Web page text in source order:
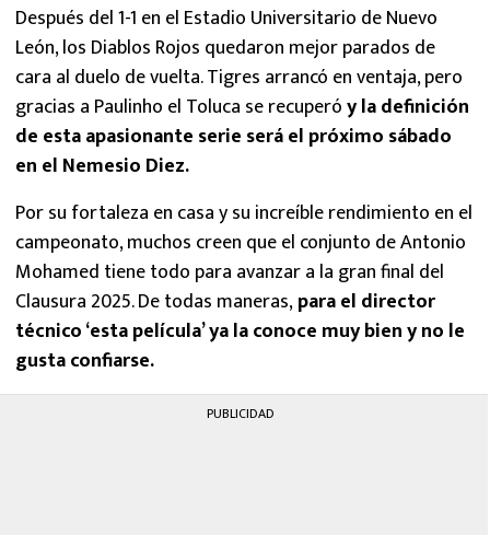
Después del 1-1 en el Estadio Universitario de Nuevo
León, los Diablos Rojos quedaron mejor parados de
cara al duelo de vuelta. Tigres arrancó en ventaja, pero
gracias a Paulinho el Toluca se recuperóy la definición
de esta apasionante serie será el próximo sábado
en el Nemesio Diez.
Por su fortaleza en casa y su increíble rendimiento en el
campeonato, muchos creen que el conjunto de Antonio
Mohamed tiene todo para avanzar a la gran final del
Clausura 2025. De todas maneras,para el director
técnico ‘esta película’ ya la conoce muy bien y no le
gusta confiarse.
PUBLICIDAD